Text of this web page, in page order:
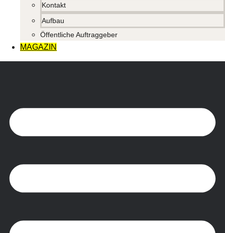
Kontakt
Aufbau
Öffentliche Auftraggeber
MAGAZIN